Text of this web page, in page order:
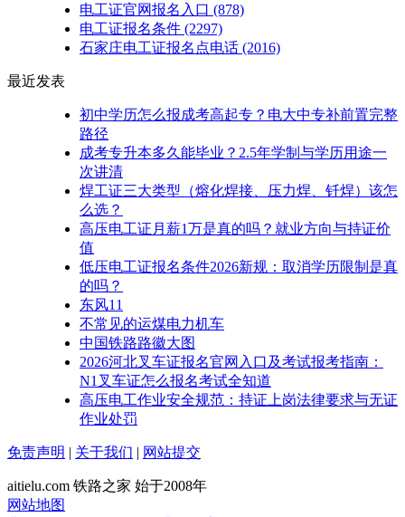
电工证官网报名入口 (878)
电工证报名条件 (2297)
石家庄电工证报名点电话 (2016)
最近发表
初中学历怎么报成考高起专？电大中专补前置完整
路径
成考专升本多久能毕业？2.5年学制与学历用途一
次讲清
焊工证三大类型（熔化焊接、压力焊、钎焊）该怎
么选？
高压电工证月薪1万是真的吗？就业方向与持证价
值
低压电工证报名条件2026新规：取消学历限制是真
的吗？
东风11
不常见的运煤电力机车
中国铁路路徽大图
2026河北叉车证报名官网入口及考试报考指南：
N1叉车证怎么报名考试全知道
高压电工作业安全规范：持证上岗法律要求与无证
作业处罚
免责声明 | 关于我们 | 网站提交
aitielu.com 铁路之家 始于2008年
网站地图